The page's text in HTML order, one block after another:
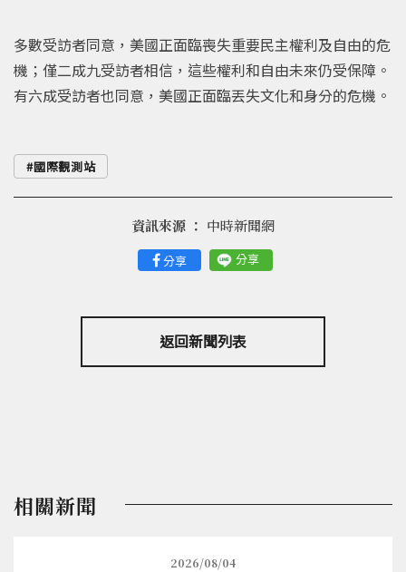
多數受訪者同意，美國正面臨喪失重要民主權利及自由的危
機；僅二成九受訪者相信，這些權利和自由未來仍受保障。
有六成受訪者也同意，美國正面臨丟失文化和身分的危機。
國際觀測站
分享 分享
資訊來源 ： 中時新聞網
返回新聞列表
相關新聞
2026/08/04